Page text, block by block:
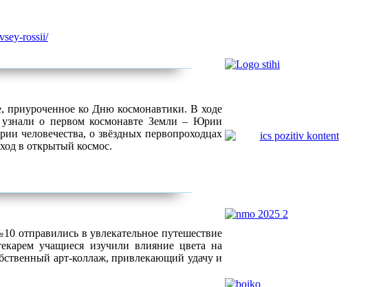
rossii/
ко Дню космонавтики. В ходе
о первом космонавте Земли – Юрии
человечества, о звёздных первопроходцах
в открытый космос.
отправились в увлекательное путешествие
учащиеся изучили влияние цвета на
арт-коллаж, привлекающий удачу и